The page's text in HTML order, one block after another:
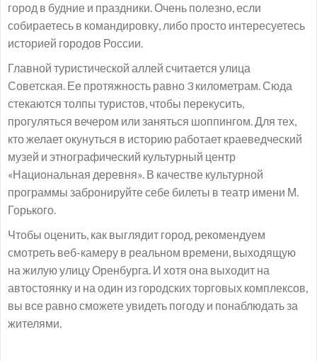
город в будние и праздники. Очень полезно, если
собираетесь в командировку, либо просто интересуетесь
историей городов России.
Главной туристической аллей считается улица
Советская. Ее протяжность равно 3 километрам. Сюда
стекаются толпы туристов, чтобы перекусить,
прогуляться вечером или заняться шоппингом. Для тех,
кто желает окунуться в историю работает краеведческий
музей и этнографический культурный центр
«Национальная деревня». В качестве культурной
программы забронируйте себе билеты в театр имени М.
Горького.
Чтобы оценить, как выглядит город, рекомендуем
смотреть веб-камеру в реальном времени, выходящую
на жилую улицу Оренбурга. И хотя она выходит на
автостоянку и на один из городских торговых комплексов,
вы все равно сможете увидеть погоду и понаблюдать за
жителями.